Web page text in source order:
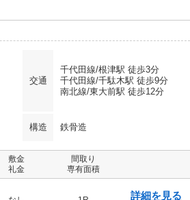
交通
千代田線/根津駅 徒歩3分
千代田線/千駄木駅 徒歩9分
南北線/東大前駅 徒歩12分
構造 鉄骨造
敷金
礼金
間取り
専有面積
詳細を見る